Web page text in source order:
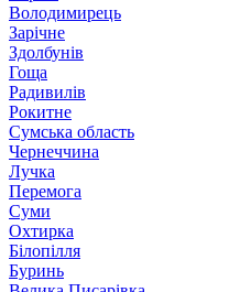
Володимирець
Зарічне
Здолбунів
Гоща
Радивилів
Рокитне
Сумська область
Чернеччина
Лучка
Перемога
Суми
Охтирка
Білопілля
Буринь